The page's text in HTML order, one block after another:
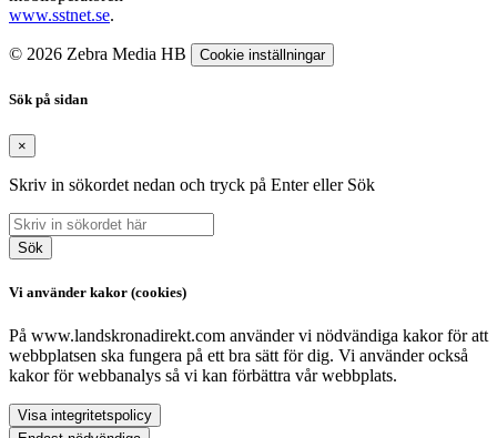
www.sstnet.se.
© 2026 Zebra Media HB Cookie inställningar
Sök på sidan
×
Skriv in sökordet nedan och tryck på Enter eller Sök
Sök
Vi använder kakor (cookies)
På www.landskronadirekt.com använder vi nödvändiga kakor för att
webbplatsen ska fungera på ett bra sätt för dig. Vi använder också
kakor för webbanalys så vi kan förbättra vår webbplats.
Visa integritetspolicy